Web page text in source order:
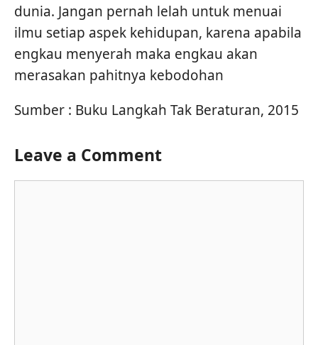
dunia. Jangan pernah lelah untuk menuai
ilmu setiap aspek kehidupan, karena apabila
engkau menyerah maka engkau akan
merasakan pahitnya kebodohan
Sumber : Buku Langkah Tak Beraturan, 2015
Leave a Comment